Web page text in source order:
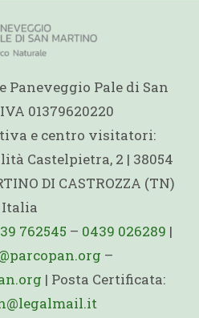
Paneveggio Pale di San
01379620220
e centro visitatori:
Castelpietra, 2 | 38054
DI CASTROZZA (TN)
Italia
762545 – 0439 026289 |
–
| Posta Certificata: